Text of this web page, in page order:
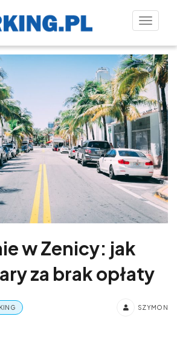
Toggle
w Zenicy: jak
za brak opłaty
SZYMON